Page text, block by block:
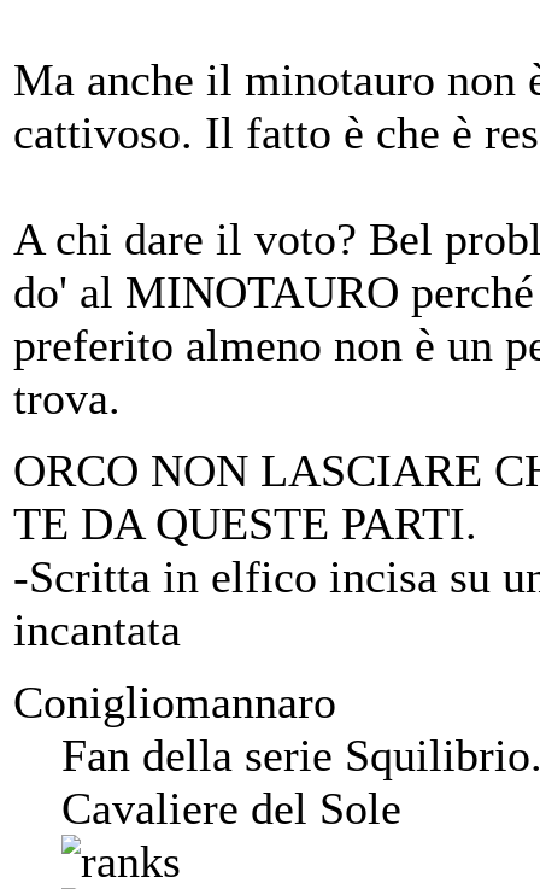
Ma anche il minotauro non
cattivoso. Il fatto è che è
A chi dare il voto? Bel
do' al MINOTAURO
preferito almeno non è un
trova.
ORCO NON LASCIARE
TE DA QUESTE PARTI.
-Scritta in elfico incisa su
incantata
Conigliomannaro
Fan della serie
Cavaliere del Sole